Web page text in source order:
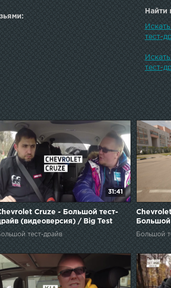
Найти
тест-
тест-
31:41
Cruze - Большой тест-
(видеоверсия) / Big Test
- Шевроле Круз
тест-драйв
Test
Большой